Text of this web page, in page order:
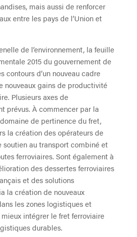
mais aussi de renforcer
entre les pays de l’Union et
de l’environnement, la feuille
2015 du gouvernement de
contours d’un nouveau cadre
nouveaux gains de productivité
Plusieurs axes de
prévus. À commencer par la
de pertinence du fret,
la création des opérateurs de
au transport combiné et
ferroviaires. Sont également à
des dessertes ferroviaires
et des solutions
la création de nouveaux
les zones logistiques et
intégrer le fret ferroviaire
durables.